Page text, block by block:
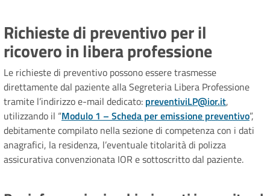
Richieste di preventivo per il
ricovero in libera professione
Le richieste di preventivo possono essere trasmesse
direttamente dal paziente alla Segreteria Libera Professione
tramite l’indirizzo e-mail dedicato: preventiviLP@ior.it,
utilizzando il “Modulo 1 – Scheda per emissione preventivo”,
debitamente compilato nella sezione di competenza con i dati
anagrafici, la residenza, l’eventuale titolarità di polizza
assicurativa convenzionata IOR e sottoscritto dal paziente.